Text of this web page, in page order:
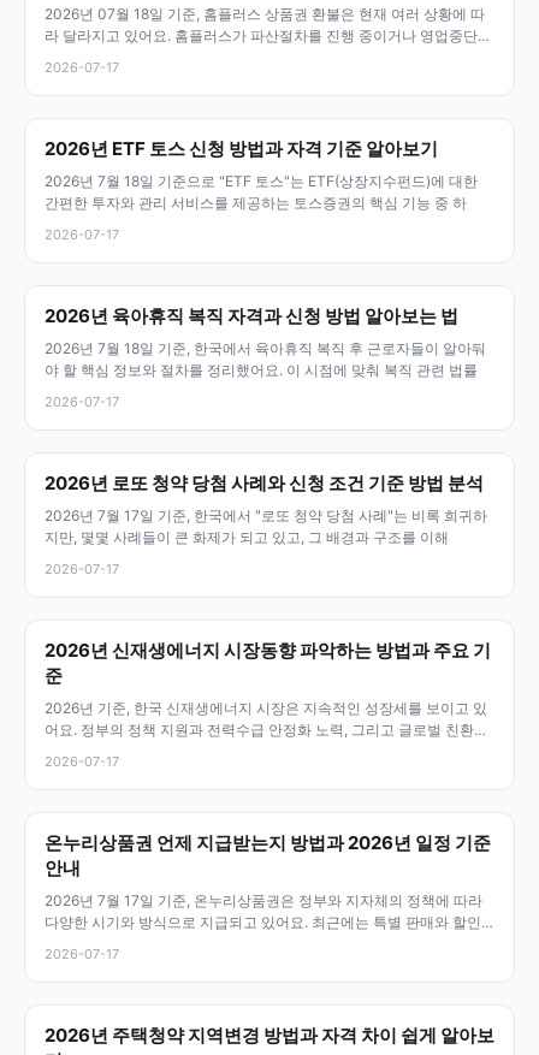
2026년 07월 18일 기준, 홈플러스 상품권 환불은 현재 여러 상황에 따
라 달라지고 있어요. 홈플러스가 파산절차를 진행 중이거나 영업중단
2026-07-17
2026년 ETF 토스 신청 방법과 자격 기준 알아보기
2026년 7월 18일 기준으로 "ETF 토스"는 ETF(상장지수펀드)에 대한
간편한 투자와 관리 서비스를 제공하는 토스증권의 핵심 기능 중 하
2026-07-17
2026년 육아휴직 복직 자격과 신청 방법 알아보는 법
2026년 7월 18일 기준, 한국에서 육아휴직 복직 후 근로자들이 알아둬
야 할 핵심 정보와 절차를 정리했어요. 이 시점에 맞춰 복직 관련 법률
2026-07-17
2026년 로또 청약 당첨 사례와 신청 조건 기준 방법 분석
2026년 7월 17일 기준, 한국에서 "로또 청약 당첨 사례"는 비록 희귀하
지만, 몇몇 사례들이 큰 화제가 되고 있고, 그 배경과 구조를 이해
2026-07-17
2026년 신재생에너지 시장동향 파악하는 방법과 주요 기
준
2026년 기준, 한국 신재생에너지 시장은 지속적인 성장세를 보이고 있
어요. 정부의 정책 지원과 전력수급 안정화 노력, 그리고 글로벌 친환경
2026-07-17
온누리상품권 언제 지급받는지 방법과 2026년 일정 기준
안내
2026년 7월 17일 기준, 온누리상품권은 정부와 지자체의 정책에 따라
다양한 시기와 방식으로 지급되고 있어요. 최근에는 특별 판매와 할인
2026-07-17
2026년 주택청약 지역변경 방법과 자격 차이 쉽게 알아보